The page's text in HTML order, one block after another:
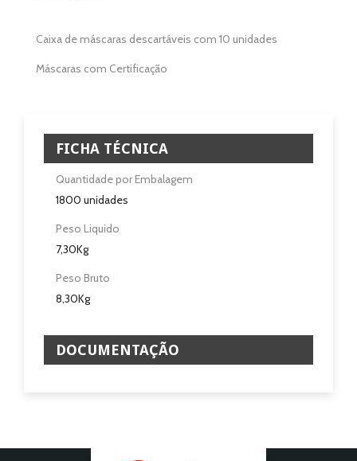
Pisos e Revestimentos
Sobre
Revendedores
Assistência Técnica
Caixa de máscaras descartáveis com 10 unidades
Máscaras com Certificação
FICHA TÉCNICA
Quantidade por Embalagem
1800 unidades
Peso Liquido
7,30Kg
Peso Bruto
8,30Kg
DOCUMENTAÇÃO